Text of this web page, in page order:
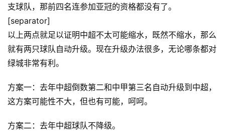
支球队，那前四名连参加亚冠的资格都没有了。
[separator]
以上两点就足以证明中超不太可能缩水，既然不缩水，那么
就有两只球队自动升级。现在升级办法很多，无论哪条都对
绿城非常有利。
方案一：去年中超倒数第二和中甲第三名自动升级到中超，
这方案可能性不大，但也有可能，呵呵。
方案二：去年中超球队不降级。